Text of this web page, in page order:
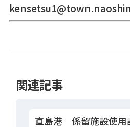
関連記事
直島港 係留施設使用